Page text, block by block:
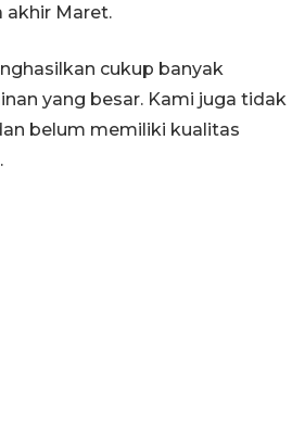
akhir Maret.
cukup banyak
yang besar. Kami juga tidak
belum memiliki kualitas